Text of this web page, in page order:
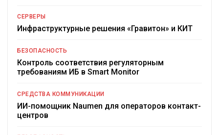
СЕРВЕРЫ
Инфраструктурные решения «Гравитон» и КИТ
БЕЗОПАСНОСТЬ
Контроль соответствия регуляторным
требованиям ИБ в Smart Monitor
СРЕДСТВА КОММУНИКАЦИИ
ИИ-помощник Naumen для операторов контакт-
центров